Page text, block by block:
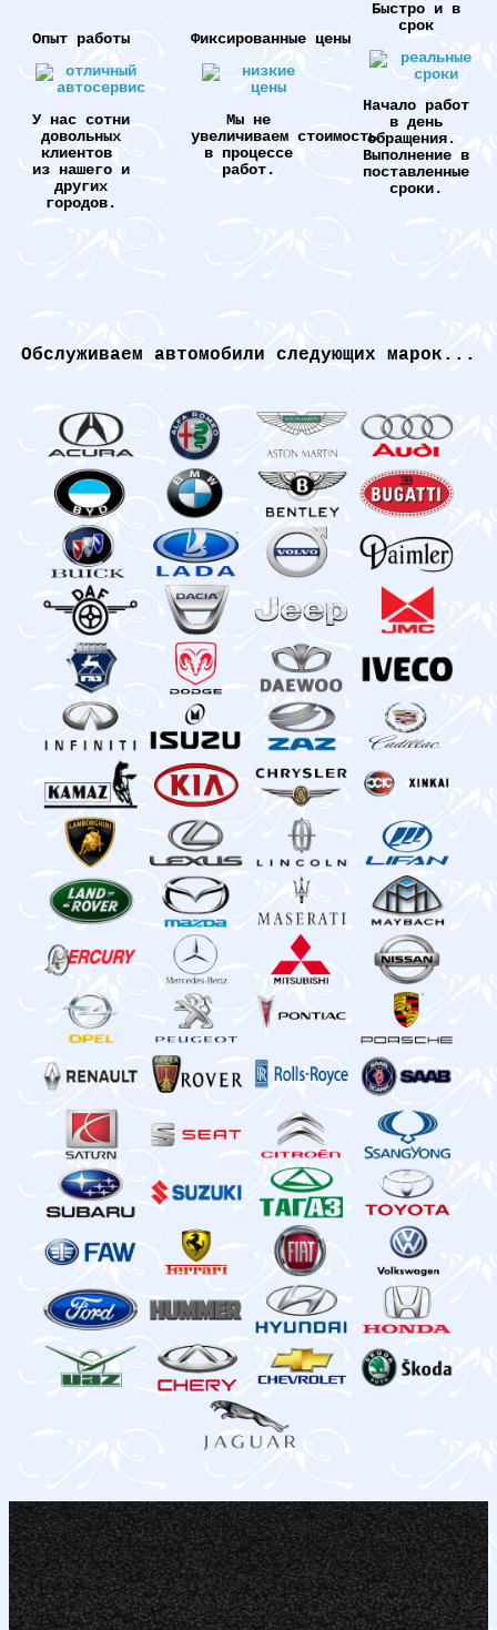
Опыт работы
У нас сотни
довольных
клиентов
из нашего и
других
городов.
Фиксированные цены
Мы не
увеличиваем стоимость
в процессе
работ.
Быстро и в
срок
Начало работ
в день
обращения.
Выполнение в
поставленные
сроки.
Обслуживаем автомобили следующих марок...